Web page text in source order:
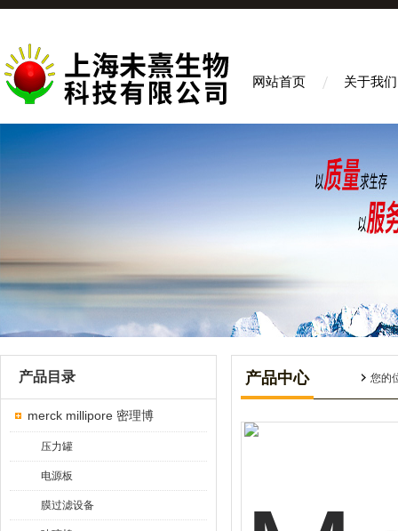
网站首页 关于我们
产品目录
merck millipore 密理博
压力罐
电源板
膜过滤设备
产品中心 您的